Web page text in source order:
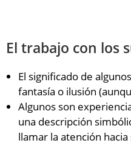
El trabajo con los
El significado de
fantasía o ilusión
Algunos son
una descripción
llamar la atención